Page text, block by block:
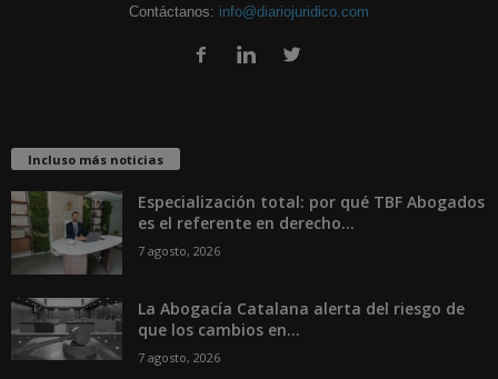
Contáctanos: info@diariojuridico.com
Incluso más noticias
Especialización total: por qué TBF Abogados
es el referente en derecho...
7 agosto, 2026
La Abogacía Catalana alerta del riesgo de
que los cambios en...
7 agosto, 2026